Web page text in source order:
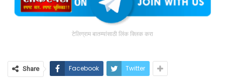
टेलिग्राम बातम्यांसाठी लिंक क्लिक करा
Share Facebook Twitter